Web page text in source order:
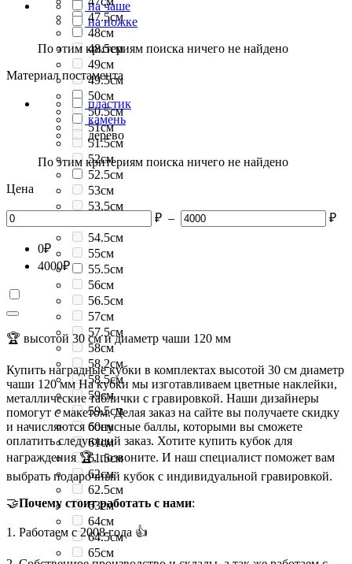
47.5см
48см
48.5см
49см
49.5см
50см
50.5см
51см
51.5см
52см
52.5см
53см
53.5см
54.5см
55см
55.5см
56см
56.5см
57см
57.5см
58см
58.2см
58.5см
59см
59.5см
60см
61см
61.5см
62см
62.5см
63см
64см
64.5см
65см
на чаше
на ножке
По этим критериям поиска ничего не найдено
Материал постамента
пластик
камень
дерево
По этим критериям поиска ничего не найдено
Цена
₽ – ₽
0₽
4000₽
🏆 высотой 30 см и диаметр чаши 120 мм
Купить наградные кубки в комплектах высотой 30 см диаметр
чаши 120 мм На кубки мы изготавливаем цветные наклейки,
металлические таблички с гравировкой. Наши дизайнеры
помогут с макетом. Делая заказ на сайте вы получаете скидку
и начисляются бонусные баллы, которыми вы сможете
оплатить следующий заказ. Хотите купить кубок для
награждения 🏆, позвоните. И наш специалист поможет вам
выбрать подарочный кубок с индивидуальной гравировкой.
🤝Почему стоит работать с нами:
1. Работаем с 2008 года 👍